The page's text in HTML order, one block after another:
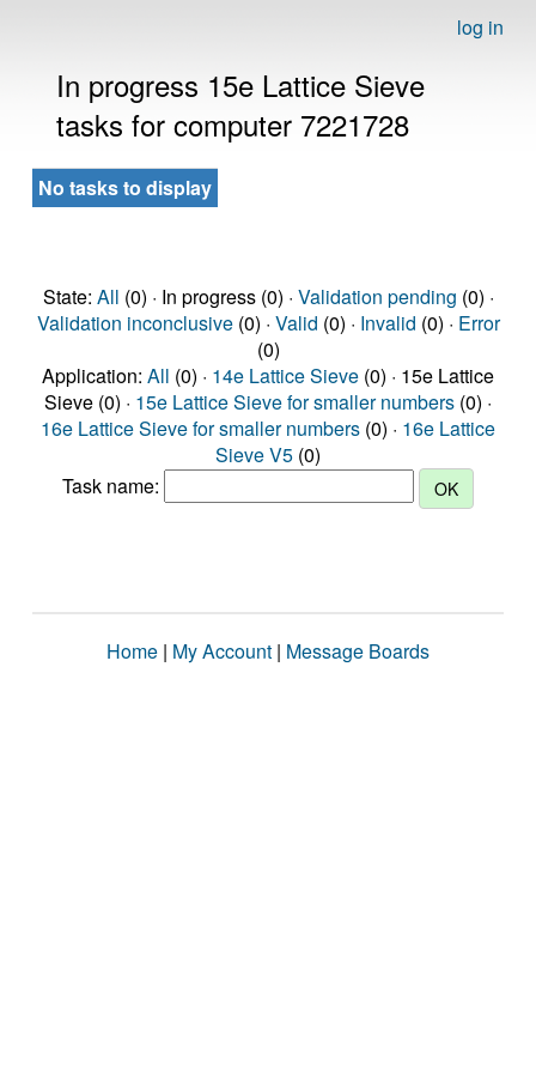
log in
In progress 15e Lattice Sieve
tasks for computer 7221728
No tasks to display
State: All (0) · In progress (0) · Validation pending (0) ·
Validation inconclusive(0) · Valid (0) · Invalid (0) · Error
(0)
Application: All (0) · 14e Lattice Sieve (0) · 15e Lattice
Sieve (0) · 15e Lattice Sieve for smaller numbers (0) ·
16e Lattice Sieve for smaller numbers (0) · 16e Lattice
Sieve V5 (0)
Task name:
Home | My Account | Message Boards